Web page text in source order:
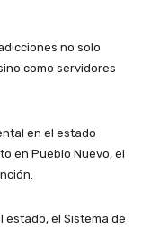
no solo
como servidores
en el estado
en Pueblo Nuevo, el
estado, el Sistema de